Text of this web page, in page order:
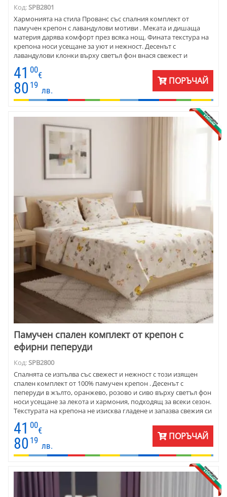
Код:SPB2801
Хармонията на стила Прованс със спалния комплект от
памучен крепон с лавандулови мотиви . Меката и дишаща
материя дарява комфорт през всяка нощ. Фината текстура на
крепона носи усещане за уют и нежност. Десенът с
лавандулови клонки върху светъл фон внася свежест и
спокойствие в спалнята, превръщайки я в истинско кътче за
релакс. Спалният комплект се предлага в различни размери –
от единично легло и легло тип приста до голяма спалня.
Подходящ за жени и мъже, които ценят комфорта и
естествената красота, той е идеалното решение за всеки дом,
41 00
€
80 19
лв.
ПОРЪЧАЙ
Памучен спален комплект от крепон с
ефирни пеперуди
Код:SPB2800
Спалнята се изпълва със свежест и нежност с този изящен
спален комплект от 100% памучен крепон . Десенът с
пеперуди в жълто, оранжево, розово и сиво върху светъл фон
носи усещане за лекота и хармония, подходящ за всеки сезон.
Текстурата на крепона не изисква гладене и запазва свежия си
от единично и тип „приста“ до голяма спалня. Перфектният
избор за модерни жени и мъже, които търсят комбинация от
стил, комфорт и практичност в ежедневието си.
41 00
€
80 19
лв.
ПОРЪЧАЙ